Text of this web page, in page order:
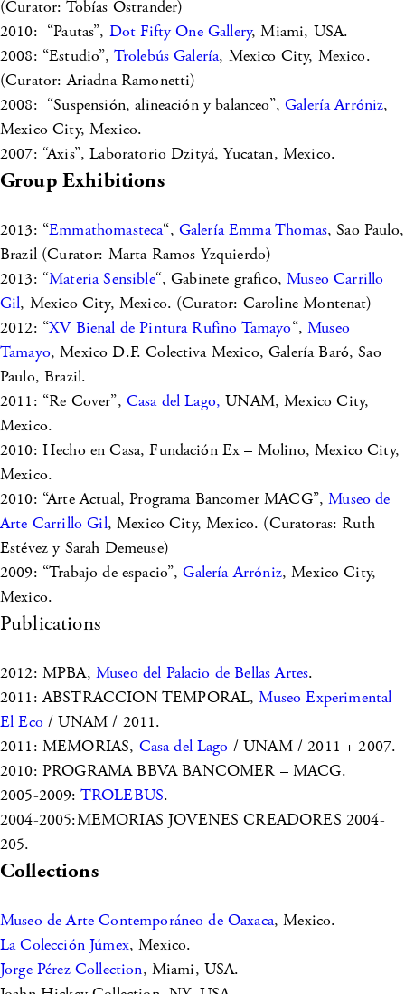
(Curator: Tobías Ostrander)
2010: “Pautas”, Dot Fifty One Gallery, Miami, USA.
2008: “Estudio”, Trolebús Galería, Mexico City, Mexico.
(Curator: Ariadna Ramonetti)
2008: “Suspensión, alineación y balanceo”,Galería Arróniz,
Mexico City, Mexico.
2007: “Axis”, Laboratorio Dzityá, Yucatan, Mexico.
Group Exhibitions
2013: “Emmathomasteca“, Galería Emma Thomas, Sao Paulo,
Brazil (Curator: Marta Ramos Yzquierdo)
2013: “Materia Sensible“, Gabinete grafico,Museo Carrillo
Gil, Mexico City, Mexico. (Curator: Caroline Montenat)
2012: “XV Bienal de Pintura Rufino Tamayo“,Museo
Tamayo, Mexico D.F. Colectiva Mexico, Galería Baró, Sao
Paulo, Brazil.
2011: “Re Cover”, Casa del Lago, UNAM, Mexico City,
Mexico.
2010: Hecho en Casa, Fundación Ex – Molino, Mexico City,
Mexico.
2010: “Arte Actual, Programa Bancomer MACG”,Museo de
Arte Carrillo Gil, Mexico City, Mexico. (Curatoras: Ruth
Estévez y Sarah Demeuse)
2009: “Trabajo de espacio”,Galería Arróniz, Mexico City,
Mexico.
Publications
2012: MPBA, Museo del Palacio de Bellas Artes.
2011: ABSTRACCION TEMPORAL,Museo Experimental
El Eco/ UNAM / 2011.
2011: MEMORIAS, Casa del Lago / UNAM / 2011 + 2007.
2010: PROGRAMA BBVA BANCOMER – MACG.
2005-2009: TROLEBUS.
2004-2005:MEMORIAS JOVENES CREADORES 2004-
205.
Collections
Museo de Arte Contemporáneo de Oaxaca, Mexico.
La Colección Júmex, Mexico.
Jorge Pérez Collection, Miami, USA.